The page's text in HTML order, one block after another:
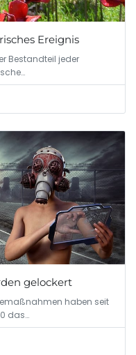
Ereignis
Bestandteil jeder
gelockert
haben seit
das…